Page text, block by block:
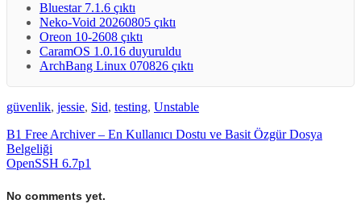
Bluestar 7.1.6 çıktı
Neko-Void 20260805 çıktı
Oreon 10-2608 çıktı
CaramOS 1.0.16 duyuruldu
ArchBang Linux 070826 çıktı
güvenlik, jessie, Sid, testing, Unstable
B1 Free Archiver – En Kullanıcı Dostu ve Basit Özgür Dosya
Belgeliği
OpenSSH 6.7p1
No comments yet.